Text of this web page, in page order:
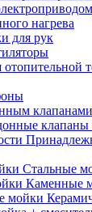
нагрева
для рук
отопительной
Стальные
Каменные